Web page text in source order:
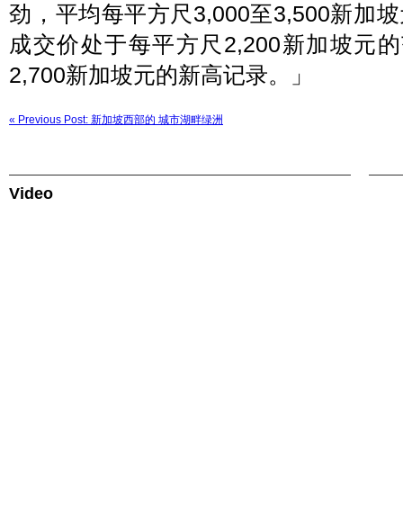
劲，​​平均每平方尺3,000至3,500新加
成交价处于每平方尺2,200新加坡元
2,700新加坡元的新高记录。」
« Previous Post: 新加坡西部的 城市湖畔绿洲
Video